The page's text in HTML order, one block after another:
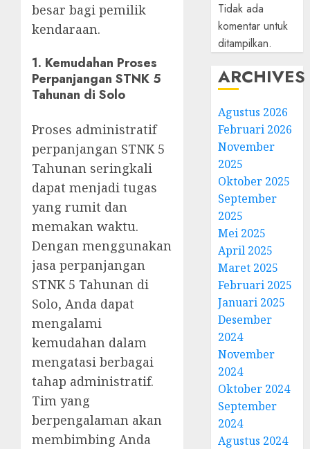
besar bagi pemilik
kendaraan.
1. Kemudahan Proses
Perpanjangan STNK 5
Tahunan di Solo
Proses administratif
perpanjangan STNK 5
Tahunan seringkali
dapat menjadi tugas
yang rumit dan
memakan waktu.
Dengan menggunakan
jasa perpanjangan
STNK 5 Tahunan di
Solo, Anda dapat
mengalami
kemudahan dalam
mengatasi berbagai
tahap administratif.
Tim yang
berpengalaman akan
membimbing Anda
Tidak ada
komentar untuk
ditampilkan.
ARCHIVES
Agustus 2026
Februari 2026
November
2025
Oktober 2025
September
2025
Mei 2025
April 2025
Maret 2025
Februari 2025
Januari 2025
Desember
2024
November
2024
Oktober 2024
September
2024
Agustus 2024